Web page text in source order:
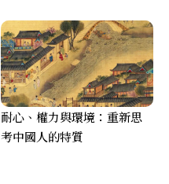
耐心、權力與環境：重新思
考中國人的特質